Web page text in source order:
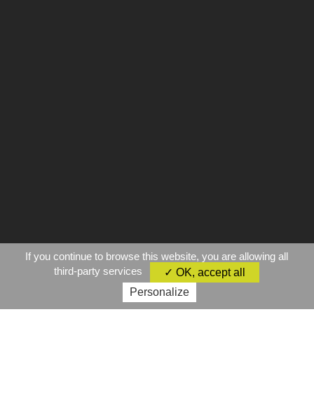
If you continue to browse this website, you are allowing all
third-party services
✓ OK, accept all
Personalize